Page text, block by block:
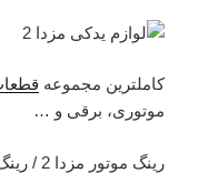
کاملترین مجموعه
موتوری، برقی و …
رینگ موتور مزدا 2 / رینگ موتور جنیون پارت